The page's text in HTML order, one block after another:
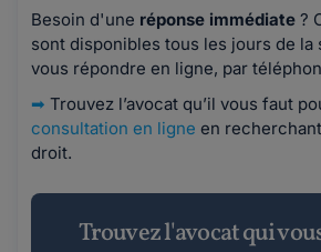
Besoin d'une réponse immédiate ?
sont disponibles tous les jours de la
vous répondre en ligne, par
➡ Trouvez l’avocat qu’il vous faut
consultation en ligne en
droit.
Trouvez l'avocat qui